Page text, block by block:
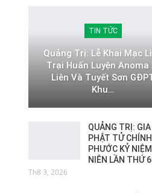
TIN TỨC
Quảng Trị: Lễ Khai Mạc
Trại Huấn Luyện Anoma
Liên Và Tuyết Sơn
Khu…
QUẢNG TRỊ:
PHẬT TỬ CHÍNH
PHƯỚC KỶ
NIÊN LẦN THỨ
Th8 3, 2026